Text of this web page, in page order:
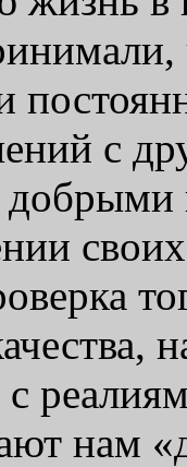
с
с
нам